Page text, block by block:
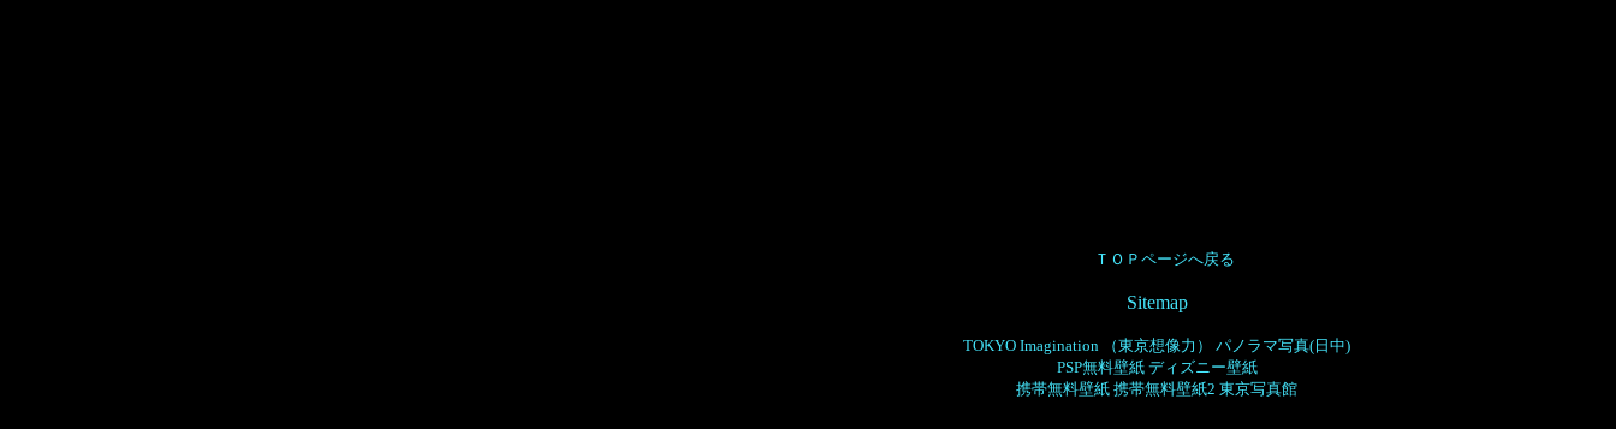
ＴＯＰページへ戻る
Sitemap
TOKYO Imagination （東京想像力） パノラマ写真(日中)
PSP無料壁紙 ディズニー壁紙
携帯無料壁紙 携帯無料壁紙2 東京写真館